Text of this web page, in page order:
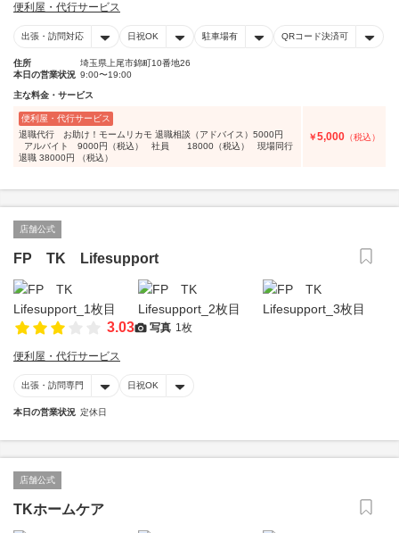
便利屋・代行サービス
出張・訪問対応 日祝OK 駐車場有 QRコード決済可
住所
埼玉県上尾市錦町10番地26
本日の営業状況 9:00〜19:00
主な料金・サービス
便利屋・代行サービス
退職代行 お助け！モームリカモ 退職相談（アドバイス）5000円
アルバイト 9000円（税込） 社員 18000（税込） 現場同行
退職 38000円 （税込）
￥5,000 （税込）
店舗公式
FP TK Lifesupport
3.03 写真 1枚
便利屋・代行サービス
出張・訪問専門 日祝OK
本日の営業状況 定休日
店舗公式
TKホームケア